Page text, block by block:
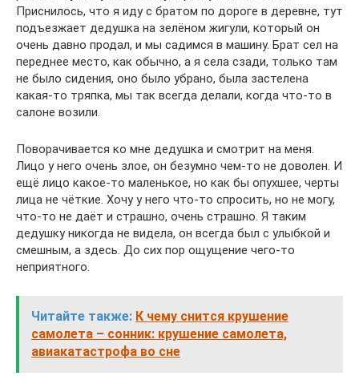
Приснилось, что я иду с братом по дороге в деревне, тут
подъезжает дедушка на зелёном жигули, который он
очень давно продал, и мы садимся в машину. Брат сел на
переднее место, как обычно, а я села сзади, только там
не было сидения, оно было убрано, была застелена
какая-то тряпка, мы так всегда делали, когда что-то в
салоне возили.
Поворачивается ко мне дедушка и смотрит на меня.
Лицо у него очень злое, он безумно чем-то не доволен. И
ещё лицо какое-то маленькое, но как бы опухшее, черты
лица не чёткие. Хочу у него что-то спросить, но не могу,
что-то не даёт и страшно, очень страшно. Я таким
дедушку никогда не видела, он всегда был с улыбкой и
смешным, а здесь. До сих пор ощущение чего-то
неприятного.
Читайте также: К чему снится крушение
самолета – сонник: крушение самолета,
авиакатастрофа во сне